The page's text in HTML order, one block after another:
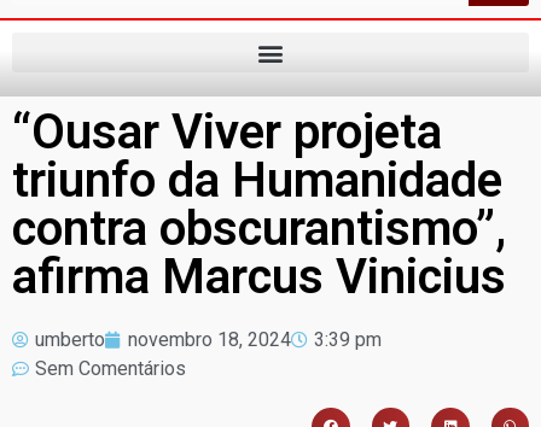
“Ousar Viver projeta
triunfo da Humanidade
contra obscurantismo”,
afirma Marcus Vinicius
umberto novembro 18, 2024
3:39 pm
Sem Comentários